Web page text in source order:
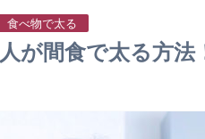
食べ物で太る
が間食で太る方